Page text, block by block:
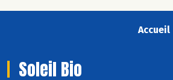
Accueil
Soleil Bio